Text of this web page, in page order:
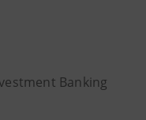
Banking